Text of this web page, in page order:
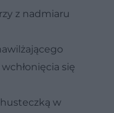
z nadmiaru
się
w